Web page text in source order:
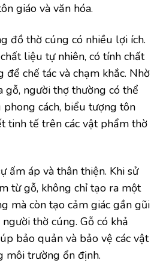
giáo và văn hóa.
đồ thờ cúng có nhiều lợi ích.
liệu tự nhiên, có tính chất
để chế tác và chạm khắc. Nhờ
gỗ, người thợ thường có thể
cách, biểu tượng tôn
tinh tế trên các vật phẩm thờ
ấm áp và thân thiện. Khi sử
từ gỗ, không chỉ tạo ra một
mà còn tạo cảm giác gần gũi
thờ cúng. Gỗ có khả
bảo quản và bảo vệ các vật
môi trường ổn định.